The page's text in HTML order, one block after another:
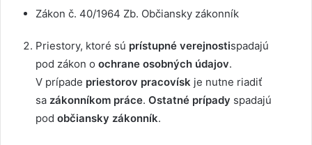
Zákon č. 40/1964 Zb. Občiansky zákonník
Priestory, ktoré sú prístupné verejnostispadajú
pod zákon o ochrane osobných údajov.
V prípade priestorov pracovísk je nutne riadiť
sa zákonníkom práce. Ostatné prípady spadajú
pod občiansky zákonník.